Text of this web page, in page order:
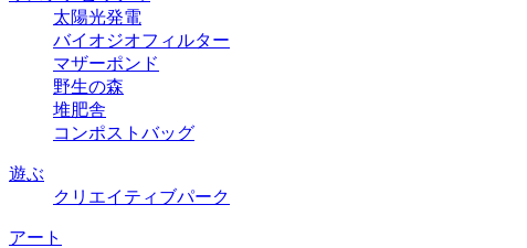
太陽光発電
バイオジオフィルター
マザーポンド
野生の森
堆肥舎
コンポストバッグ
遊ぶ
クリエイティブパーク
アート